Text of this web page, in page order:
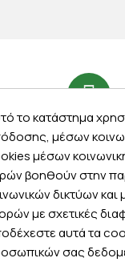
Κάντε
το κατάστημα
μέσων
μέσων
βοηθούν στην
δικτύων και
με σχετικές
αυτά τα
σας